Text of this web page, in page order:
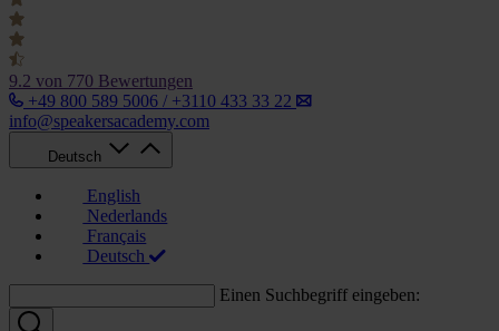
9.2 von 770 Bewertungen
+49 800 589 5006 / +3110 433 33 22
info@speakersacademy.com
Deutsch
English
Nederlands
Français
Deutsch
Einen Suchbegriff eingeben: